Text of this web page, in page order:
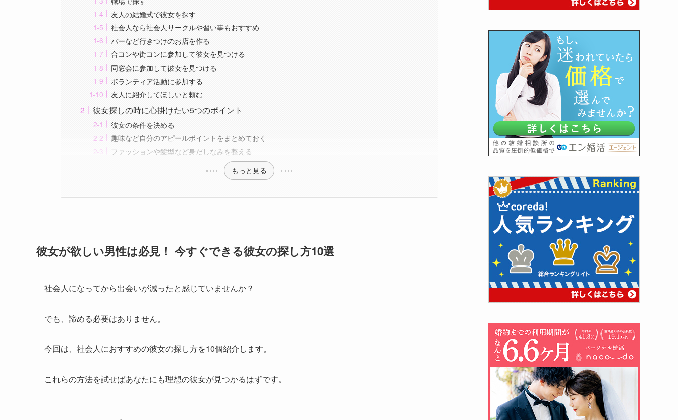
友人の結婚式で彼女を探す
社会人なら社会人サークルや習い事もおすすめ
バーなど行きつけのお店を作る
合コンや街コンに参加して彼女を見つける
同窓会に参加して彼女を見つける
ボランティア活動に参加する
友人に紹介してほしいと頼む
彼女探しの時に心掛けたい5つのポイント
彼女の条件を決める
趣味など自分のアピールポイントをまとめておく
ファッションや髪型など身だしなみを整える
もっと見る
彼女が欲しい男性は必見！ 今すぐできる彼女の探し方10選
社会人になってから出会いが減ったと感じていませんか？
でも、諦める必要はありません。
今回は、社会人におすすめの彼女の探し方を10個紹介します。
これらの方法を試せばあなたにも理想の彼女が見つかるはずです。